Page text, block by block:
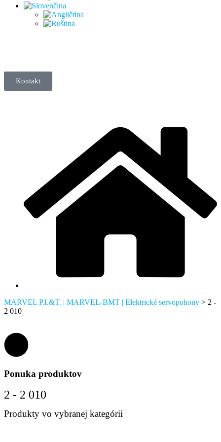
Kontakt
MARVEL P.I.&T. | MARVEL-BMT | Elektrické servopohony > 2 -
2 010
Ponuka produktov
2 - 2 010
Produkty vo vybranej kategórii